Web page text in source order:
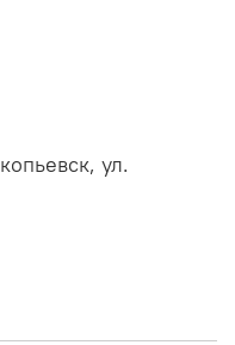
ул.